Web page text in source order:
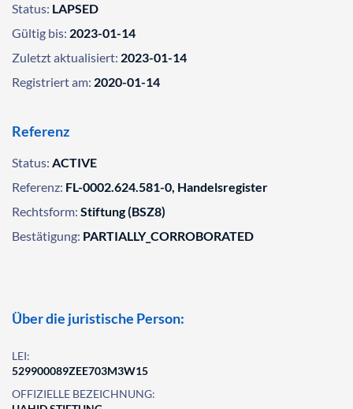
Status: LAPSED
Gültig bis: 2023-01-14
Zuletzt aktualisiert: 2023-01-14
Registriert am: 2020-01-14
Referenz
Status: ACTIVE
Referenz: FL-0002.624.581-0, Handelsregister
Rechtsform: Stiftung (BSZ8)
Bestätigung: PARTIALLY_CORROBORATED
Über die juristische Person:
LEI:
529900089ZEE703M3W15
OFFIZIELLE BEZEICHNUNG: